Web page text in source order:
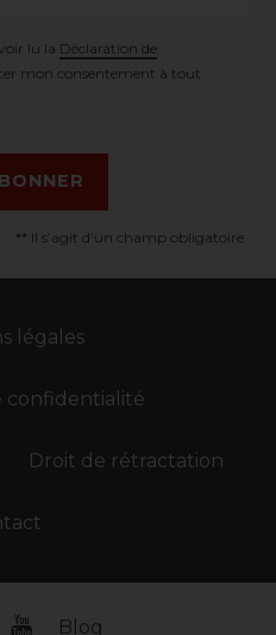
lu la Déclaration de
mon consentement à tout
** Il s’agit d’un champ obligatoire.
légales
confidentialité
Droit de rétractation
Blog